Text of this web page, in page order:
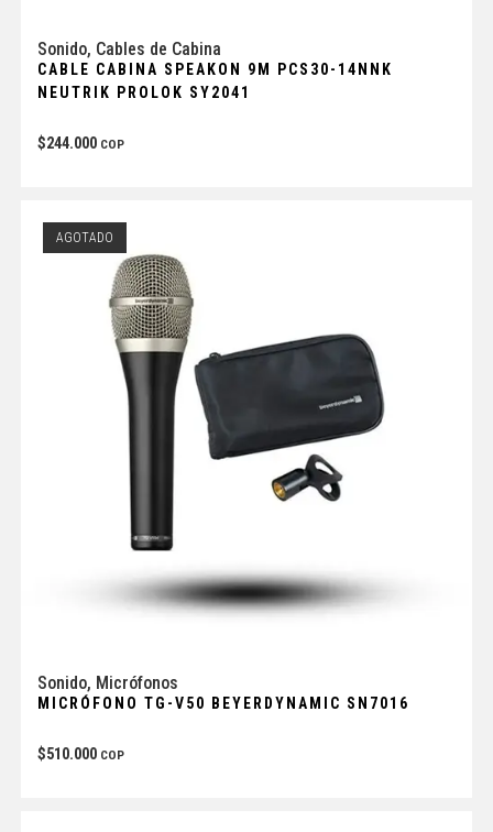
Sonido, Cables de Cabina
CABLE CABINA SPEAKON 9M PCS30-14NNK
NEUTRIK PROLOK SY2041
$244.000 COP
AGOTADO
Sonido, Micrófonos
MICRÓFONO TG-V50 BEYERDYNAMIC SN7016
$510.000 COP